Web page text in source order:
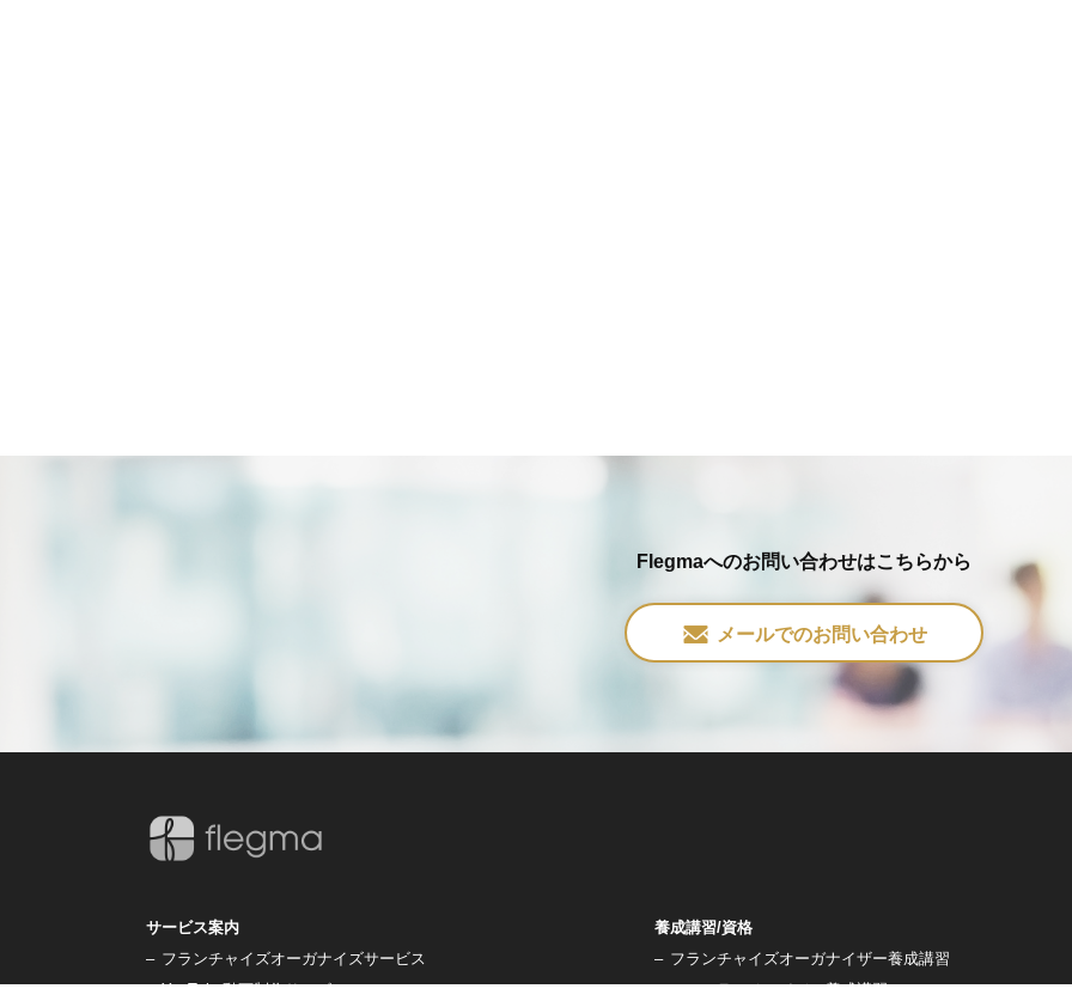
Flegmaへのお問い合わせはこちらから
メールでのお問い合わせ
サービス案内
– フランチャイズオーガナイズサービス
– YouTube動画制作サービス
養成講習/資格
– フランチャイズオーガナイザー養成講習
– コアフランチャイジー養成講習